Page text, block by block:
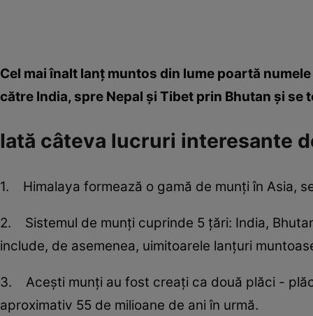
Cel mai înalt lanţ muntos din lume poartă
către India, spre Nepal şi Tibet prin Bhutan şi
Iată câteva lucruri interesante
1. Himalaya formează o gamă de munţi în Asia,
2. Sistemul de munţi cuprinde 5 ţări: India,
include, de asemenea, uimitoarele lanţuri
3. Aceşti munţi au fost creaţi ca două plăci -
aproximativ 55 de milioane de ani în urmă.